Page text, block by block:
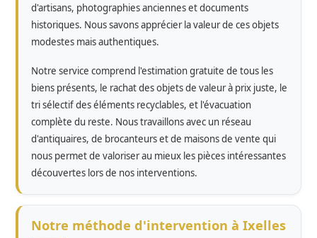
d'artisans, photographies anciennes et documents
historiques. Nous savons apprécier la valeur de ces objets
modestes mais authentiques.
Notre service comprend l'estimation gratuite de tous les
biens présents, le rachat des objets de valeur à prix juste, le
tri sélectif des éléments recyclables, et l'évacuation
complète du reste. Nous travaillons avec un réseau
d'antiquaires, de brocanteurs et de maisons de vente qui
nous permet de valoriser au mieux les pièces intéressantes
découvertes lors de nos interventions.
Notre méthode d'intervention à Ixelles